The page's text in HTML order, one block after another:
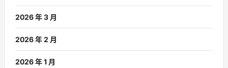
2026 年 3 月
2026 年 2 月
2026 年 1 月